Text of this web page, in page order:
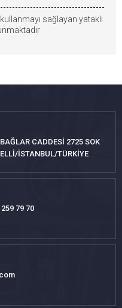
sağlayan yataklı
CADDESİ 2725 SOK
İSTANBUL/TÜRKİYE
79 70